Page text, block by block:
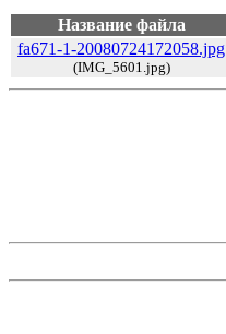
Название файла
fa671-1-20080724172058.jpg
(IMG_5601.jpg)